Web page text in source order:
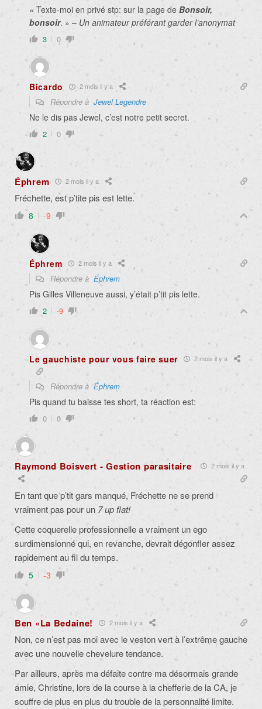
« Texte-moi en privé stp: sur la page de Bonsoir,
bonsoir. » – Un animateur préférant garder l’anonymat
3 0
Bicardo 2 mois il y a
Répondre à Jewel Legendre
Ne le dis pas Jewel, c’est notre petit secret.
2 0
Éphrem 2 mois il y a
Fréchette, est p’tite pis est lette.
8 -9
Éphrem 2 mois il y a
Répondre à Éphrem
Pis Gilles Villeneuve aussi, y’était p’tit pis lette.
2 -9
Le gauchiste pour vous faire suer 2 mois il y a
Répondre àÉphrem
Pis quand tu baisse tes short, ta réaction est:
0 0
Raymond Boisvert - Gestion parasitaire 2 mois il y a
En tant que p’tit gars manqué, Fréchette ne se prend
vraiment pas pour un 7 up flat!
Cette coquerelle professionnelle a vraiment un ego
surdimensionné qui, en revanche, devrait dégonfler assez
rapidement au fil du temps.
5 -3
Ben «La Bedaine! 2 mois il y a
Non, ce n’est pas moi avec le veston vert à l’extrême gauche
avec une nouvelle chevelure tendance.
Par ailleurs, après ma défaite contre ma désormais grande
amie, Christine, lors de la course à la chefferie de la CA, je
souffrede plus en plus du trouble de la personnalité limite.